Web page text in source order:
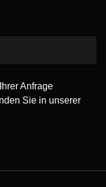
Anfrage
Sie in unserer